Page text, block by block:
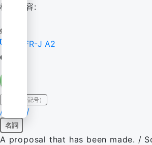
検索内容:
offer
CEFR-J A2
offer
IPA（発音記号）
/ˈɒfə(ɹ)/
名詞
A proposal that has been made. /